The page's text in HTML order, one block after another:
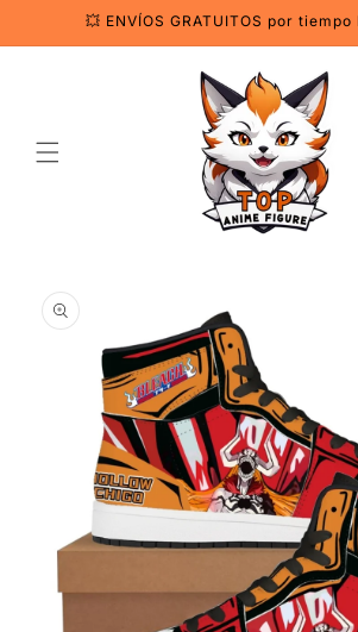
directamente
al contenido
💥 ENVÍOS GRATUITOS por
información
del producto